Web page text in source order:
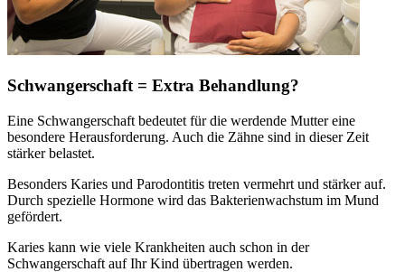
Schwangerschaft = Extra Behandlung?
Eine Schwangerschaft bedeutet für die werdende Mutter eine
besondere Herausforderung. Auch die Zähne sind in dieser Zeit
stärker belastet.
Besonders Karies und Parodontitis treten vermehrt und stärker auf.
Durch spezielle Hormone wird das Bakterienwachstum im Mund
gefördert.
Karies kann wie viele Krankheiten auch schon in der
Schwangerschaft auf Ihr Kind übertragen werden.